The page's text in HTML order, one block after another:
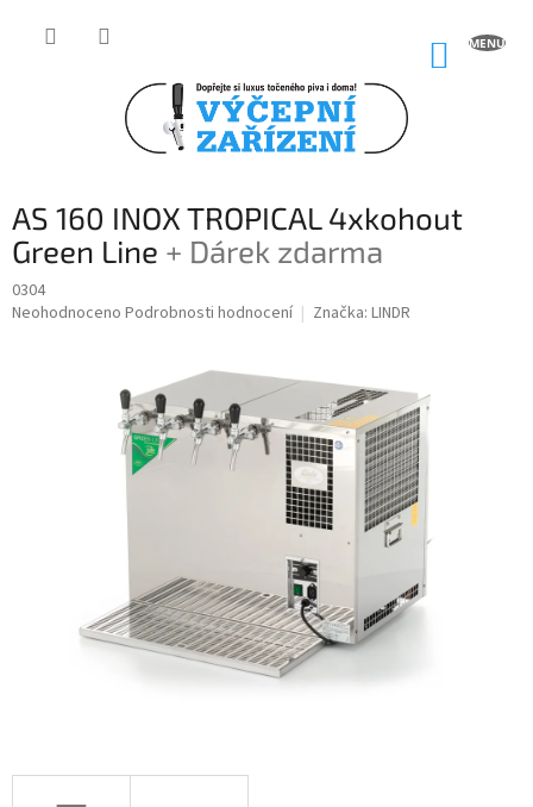
AS 160 INOX TROPICAL 4xkohout
Green Line + Dárek zdarma
0304
Průměrné
Neohodnoceno Podrobnosti hodnocení Značka: LINDR